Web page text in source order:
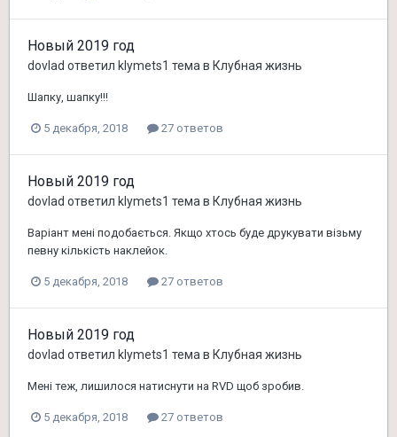
Новый 2019 год
dovlad ответил klymets1 тема в Клубная жизнь
Шапку, шапку!!!
5 декабря, 2018 27 ответов
Новый 2019 год
dovlad ответил klymets1 тема в Клубная жизнь
Варiант менi подобається. Якщо хтось буде друкувати візьму
певну кількість наклейок.
5 декабря, 2018 27 ответов
Новый 2019 год
dovlad ответил klymets1 тема в Клубная жизнь
Менi теж, лишилося натиснути на RVD щоб зробив.
5 декабря, 2018 27 ответов